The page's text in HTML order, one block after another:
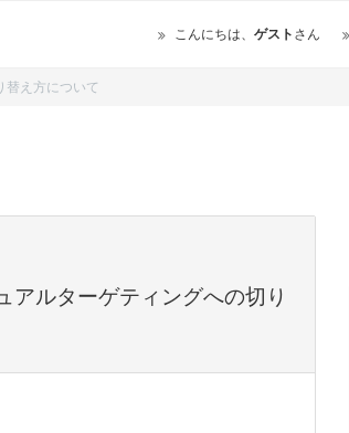
こんにちは、 ゲストさん
え方について
ルターゲティングへの切り